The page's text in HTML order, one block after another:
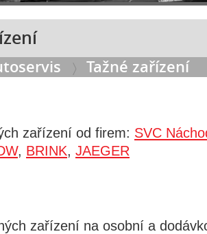
Tažné zařízení
zařízení od firem: SVC
, BRINK, JAEGER
zařízení na osobní a